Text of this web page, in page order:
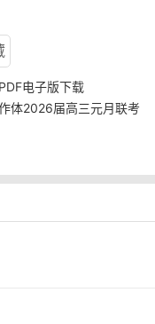
电子版下载
体2026届高三元月联考